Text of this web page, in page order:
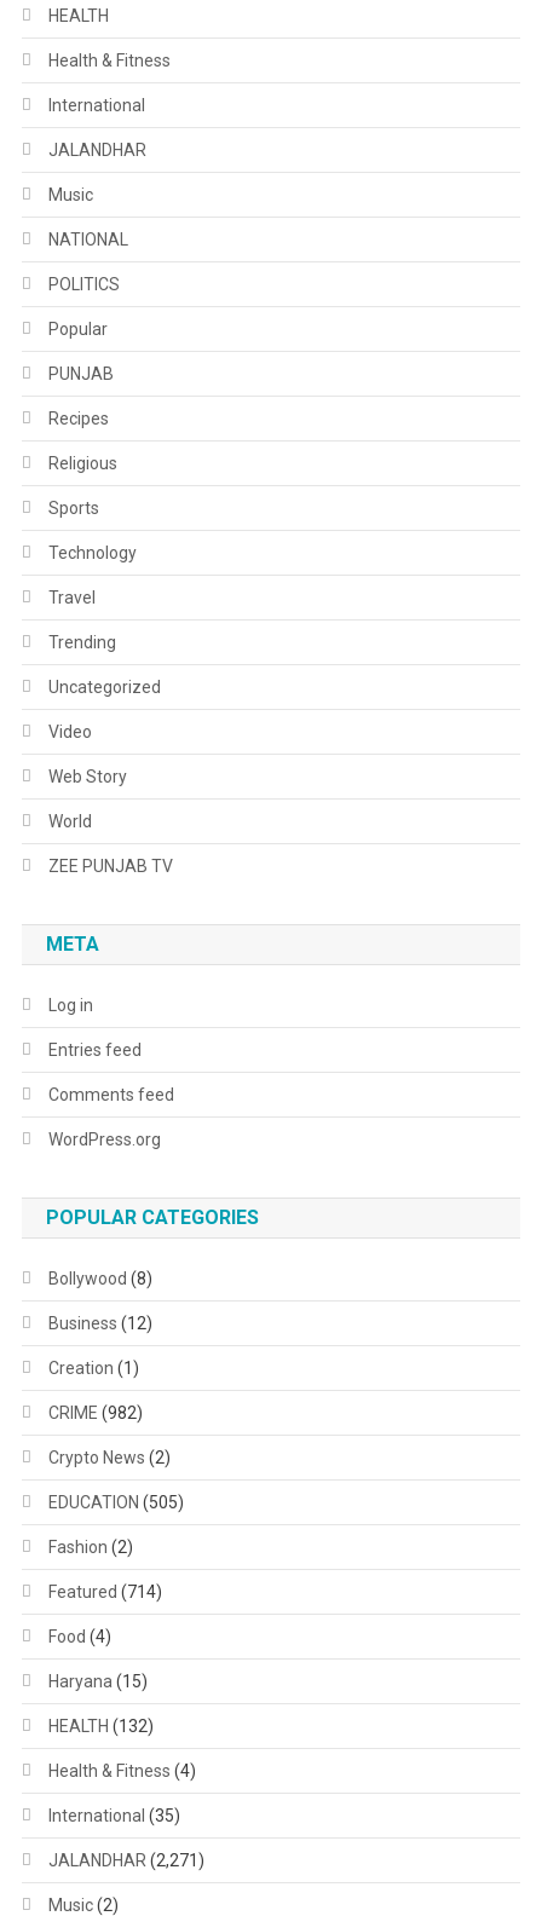
HEALTH
Health & Fitness
International
JALANDHAR
Music
NATIONAL
POLITICS
Popular
PUNJAB
Recipes
Religious
Sports
Technology
Travel
Trending
Uncategorized
Video
Web Story
World
ZEE PUNJAB TV
META
Log in
Entries feed
Comments feed
WordPress.org
POPULAR CATEGORIES
Bollywood (8)
Business (12)
Creation (1)
CRIME (982)
Crypto News (2)
EDUCATION (505)
Fashion (2)
Featured (714)
Food (4)
Haryana (15)
HEALTH (132)
Health & Fitness (4)
International (35)
JALANDHAR (2,271)
Music(2)